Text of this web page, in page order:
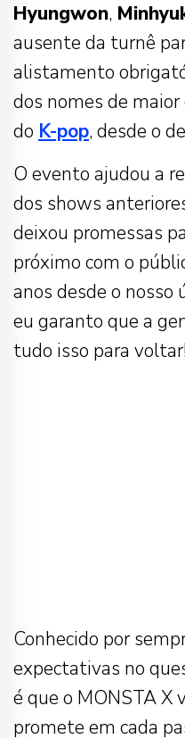
Hyungwon,
ausente da turnê
alistamento
dos nomes de
do K-pop, desde o
O evento ajudou a
dos shows
deixou promessas
próximo com o
anos desde o
eu garanto que a
tudo isso para
Conhecido por
expectativas no
é que o MONSTA X
promete em cada